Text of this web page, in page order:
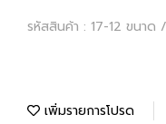
รหัสสินค้า : 17-12 ขนา
เพิ่มรายการโปรด